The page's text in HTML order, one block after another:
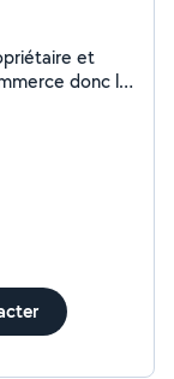
et
donc le